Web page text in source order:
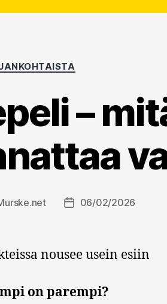
Kategoriat
–
Julkaisupäivämäärä
06/02/2026
nousee usein esiin
on parempi?